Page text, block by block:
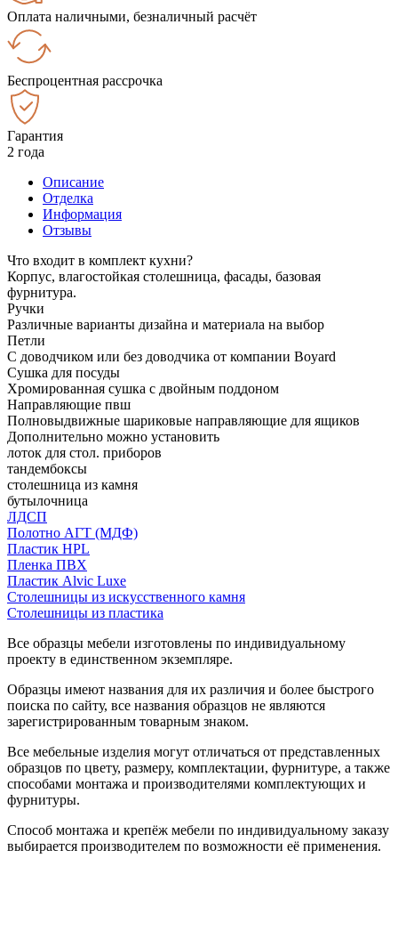
Оплата наличными, безналичный расчёт
Беспроцентная рассрочка
Гарантия
2 года
Описание
Отделка
Информация
Отзывы
Что входит в комплект кухни?
Корпус, влагостойкая столешница, фасады, базовая
фурнитура.
Ручки
Различные варианты дизайна и материала на выбор
Петли
С доводчиком или без доводчика от компании Boyard
Сушка для посуды
Хромированная сушка с двойным поддоном
Направляющие пвш
Полновыдвижные шариковые направляющие для ящиков
Дополнительно можно установить
лоток для стол. приборов
тандембоксы
столешница из камня
бутылочница
ЛДСП
Полотно АГТ (МДФ)
Пластик HPL
Пленка ПВХ
Пластик Alvic Luxe
Столешницы из искусственного камня
Столешницы из пластика
Все образцы мебели изготовлены по индивидуальному
проекту в единственном экземпляре.
Образцы имеют названия для их различия и более быстрого
поиска по сайту, все названия образцов не являются
зарегистрированным товарным знаком.
Все мебельные изделия могут отличаться от представленных
образцов по цвету, размеру, комплектации, фурнитуре, а также
способами монтажа и производителями комплектующих и
фурнитуры.
Способ монтажа и крепёж мебели по индивидуальному заказу
выбирается производителем по возможности её применения.